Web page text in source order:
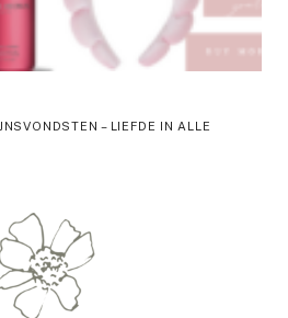
– LIEFDE IN ALLE